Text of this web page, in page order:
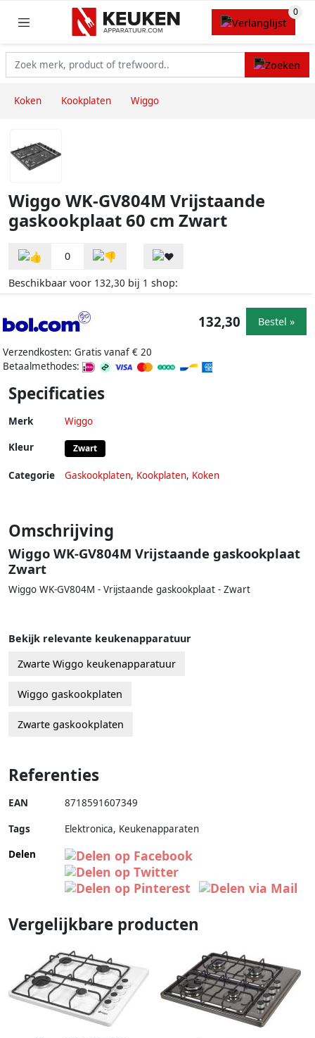
Koken Kookplaten Wiggo
Wiggo WK-GV804M Vrijstaande
gaskookplaat 60 cm Zwart
0
Beschikbaar voor 132,30 bij 1 shop:
Verzendkosten: Gratis vanaf € 20
Betaalmethodes:
132,30 Bestel »
Specificaties
Merk Wiggo
Kleur Zwart
Categorie Gaskookplaten, Kookplaten, Koken
Omschrijving
Wiggo WK-GV804M Vrijstaande gaskookplaat
Zwart
Wiggo WK-GV804M - Vrijstaande gaskookplaat - Zwart
Bekijk relevante keukenapparatuur
Zwarte Wiggo keukenapparatuur
Wiggo gaskookplaten
Zwarte gaskookplaten
Referenties
EAN 8718591607349
Tags
Elektronica, Keukenapparaten
Delen
Vergelijkbare producten